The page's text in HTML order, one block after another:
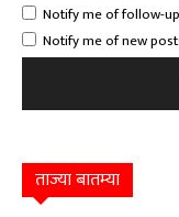
Notify me of follow-
Notify me of new
ताज्या बातम्या